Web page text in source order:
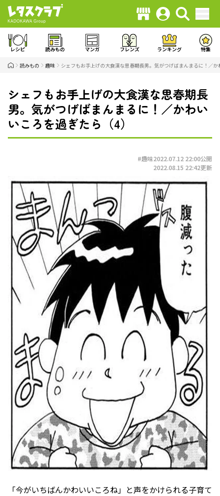
レシピ 読みもの マンガ フレンズ ランキング 特集
読みもの 趣味 シェフもお手上げの大食漢な思春期長男。気がつげばまんまるに！／
シェフもお手上げの大食漢な思春期長
男。気がつげばまんまるに！／かわい
いころを過ぎたら（4）
#趣味2022.07.12 22:00公開
2022.08.15 22:42更新
「今がいちばんかわいいころね」と声をかけられる子育て